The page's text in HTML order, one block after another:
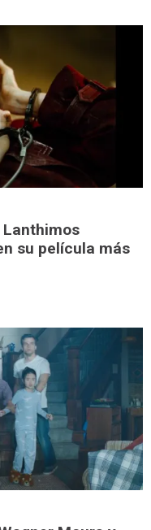
Lanthimos
su película más